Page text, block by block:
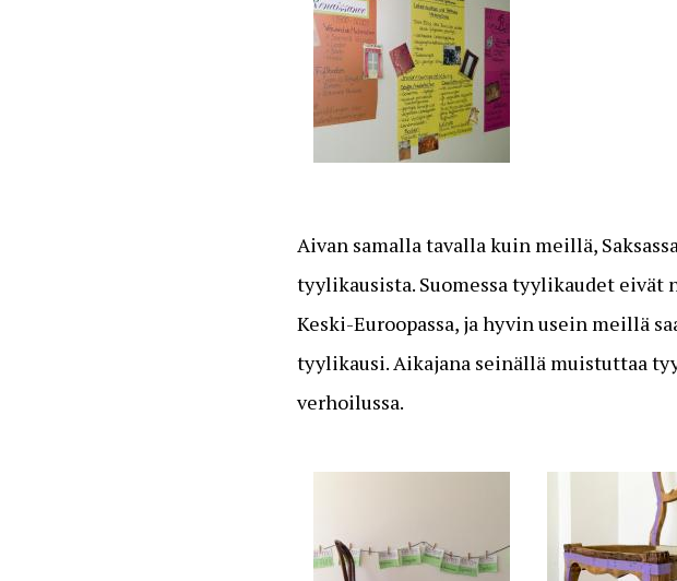
Aivan samalla tavalla kuin meillä,
tyylikausista. Suomessa tyylikaudet
Keski-Euroopassa, ja hyvin usein meillä
tyylikausi.Aikajana seinällä muistuttaa
verhoilussa.